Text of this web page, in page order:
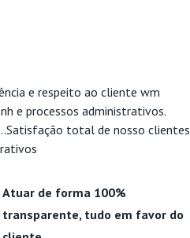
e respeito ao cliente wm
e processos administrativos.
total de nosso clientes
Atuar de forma 100%
transparente, tudo em favor do